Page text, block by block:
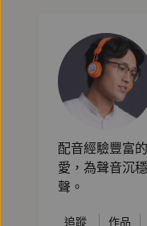
配音經驗豐富
愛，為聲音沉
聲。
追蹤 作品